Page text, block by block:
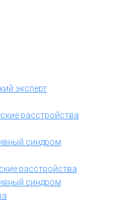
эксперт
расстройства
синдром
расстройства
синдром